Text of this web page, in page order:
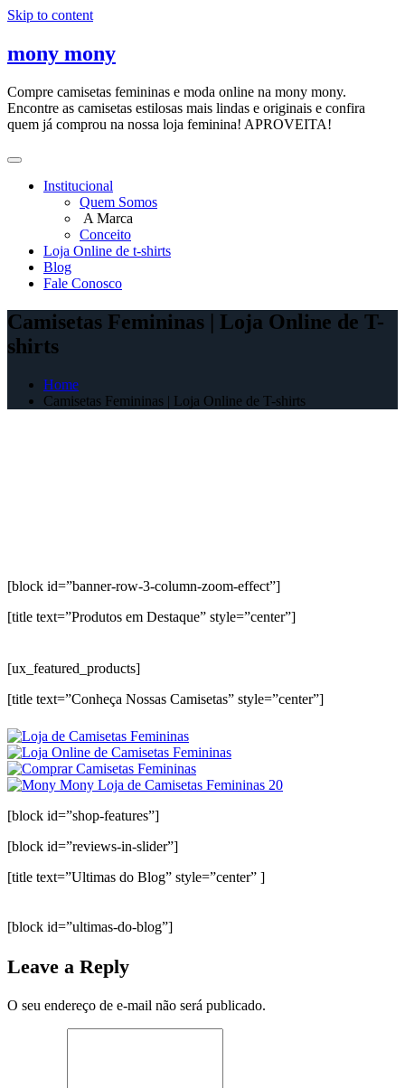
Skip to content
mony mony
Compre camisetas femininas e moda online na mony mony.
Encontre as camisetas estilosas mais lindas e originais e confira
quem já comprou na nossa loja feminina! APROVEITA!
Institucional
Quem Somos
A Marca
Conceito
Loja Online de t-shirts
Blog
Fale Conosco
Camisetas Femininas | Loja Online de T-
shirts
Home
Camisetas Femininas | Loja Online de T-shirts
[block id=”banner-row-3-column-zoom-effect”]
[title text=”Produtos em Destaque” style=”center”]
[ux_featured_products]
[title text=”Conheça Nossas Camisetas” style=”center”]
[block id=”shop-features”]
[block id=”reviews-in-slider”]
[title text=”Ultimas do Blog” style=”center” ]
[block id=”ultimas-do-blog”]
Leave a Reply
O seu endereço de e-mail não será publicado.